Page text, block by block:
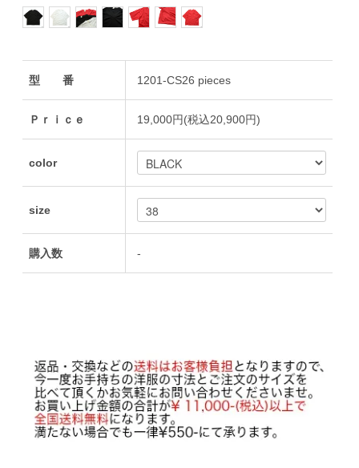
型 番 1201-CS26 pieces
Ｐｒｉｃｅ 19,000円(税込20,900円)
color
size
購入数 -